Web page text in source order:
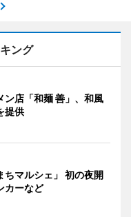
ング
ン店「和麺 善」、和風
提供
ちマルシェ」 初の夜開
カーなど